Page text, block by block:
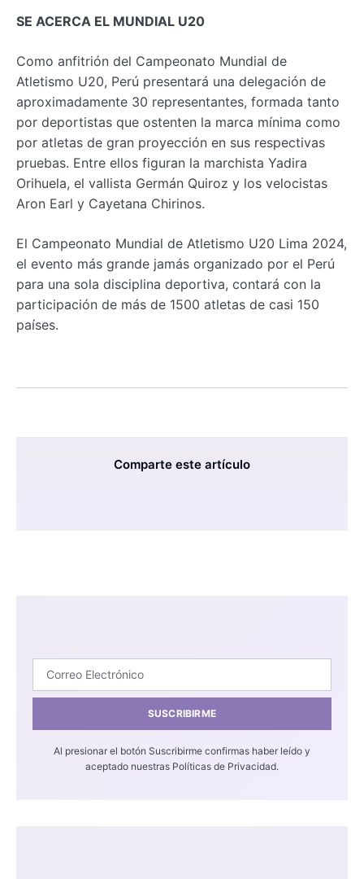
SE ACERCA EL MUNDIAL U20
Como anfitrión del Campeonato Mundial de
Atletismo U20, Perú presentará una delegación de
aproximadamente 30 representantes, formada tanto
por deportistas que ostenten la marca mínima como
por atletas de gran proyección en sus respectivas
pruebas. Entre ellos figuran la marchista Yadira
Orihuela, el vallista Germán Quiroz y los velocistas
Aron Earl y Cayetana Chirinos.
El Campeonato Mundial de Atletismo U20 Lima 2024,
el evento más grande jamás organizado por el Perú
para una sola disciplina deportiva, contará con la
participación de más de 1500 atletas de casi 150
países.
Comparte este artículo
SUSCRIBIRME
Al presionar el botón Suscribirme confirmas haber leído y
aceptado nuestras Políticas de Privacidad.